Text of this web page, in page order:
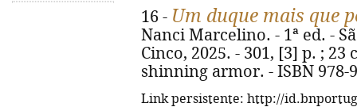
16 - Um duque mais que
Nanci Marcelino. - 1ª ed. -
Cinco, 2025. - 301, [3] p. ;
shinning armor. - ISBN 978-
Link persistente: http://